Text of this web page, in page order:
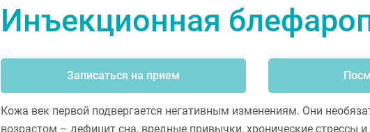
Инъекционная
Записаться на прием
Кожа век первой подвергается негативным изменениям. Они
возрастом – дефицит сна, вредные привычки, хронические стрессы и